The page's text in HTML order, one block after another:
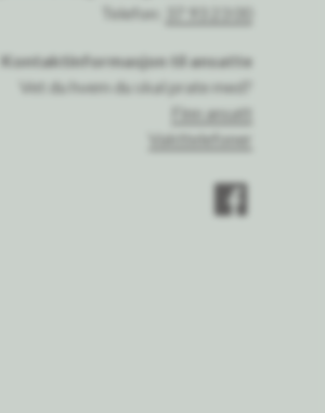
Telefon:
37 93 23 00
Kontaktinformasjon til ansatte
Vet du hvem du skal prate med?
Finn ansatt
Vakttelefoner